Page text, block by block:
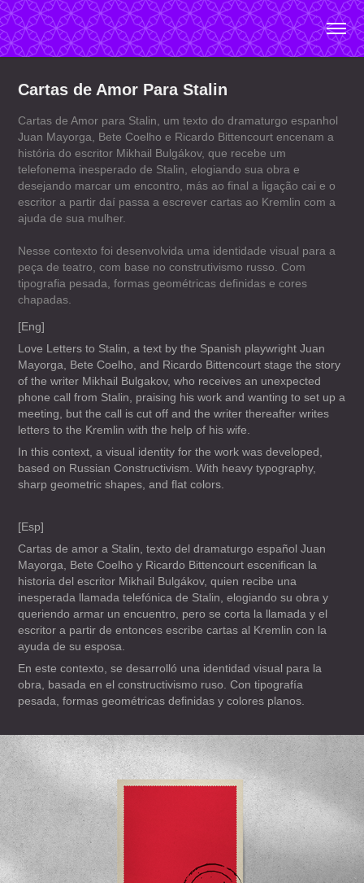
Cartas de Amor Para Stalin
Cartas de Amor para Stalin, um texto do dramaturgo espanhol
Juan Mayorga, Bete Coelho e Ricardo Bittencourt encenam a
história do escritor Mikhail Bulgákov, que recebe um
telefonema inesperado de Stalin, elogiando sua obra e
desejando marcar um encontro, más ao final a ligação cai e o
escritor a partir daí passa a escrever cartas ao Kremlin com a
ajuda de sua mulher.
Nesse contexto foi desenvolvida uma identidade visual para a
peça de teatro, com base no construtivismo russo. Com
tipografia pesada, formas geométricas definidas e cores
chapadas.
[Eng]
Love Letters to Stalin, a text by the Spanish playwright Juan
Mayorga, Bete Coelho, and Ricardo Bittencourt stage the story
of the writer Mikhail Bulgakov, who receives an unexpected
phone call from Stalin, praising his work and wanting to set up a
meeting, but the call is cut off and the writer thereafter writes
letters to the Kremlin with the help of his wife.
In this context, a visual identity for the work was developed,
based on Russian Constructivism. With heavy typography,
sharp geometric shapes, and flat colors.
[Esp]
Cartas de amor a Stalin, texto del dramaturgo español Juan
Mayorga, Bete Coelho y Ricardo Bittencourt escenifican la
historia del escritor Mikhail Bulgákov, quien recibe una
inesperada llamada telefónica de Stalin, elogiando su obra y
queriendo armar un encuentro, pero se corta la llamada y el
escritor a partir de entonces escribe cartas al Kremlin con la
ayuda de su esposa.
En este contexto, se desarrolló una identidad visual para la
obra, basada en el constructivismo ruso. Con tipografía
pesada, formas geométricas definidas y colores planos.